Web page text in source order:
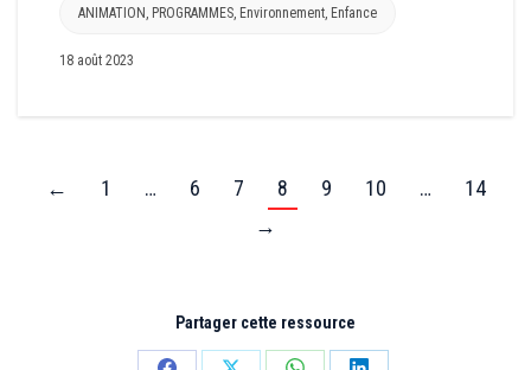
ANIMATION PROGRAMMES Environnement Enfance
18 août 2023
← 1 … 6 7 8 9 10 …
14
→
Partager cette ressource